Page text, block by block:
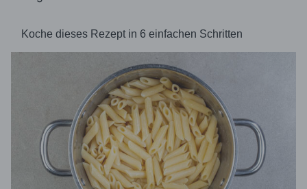
Koche dieses Rezept in 6 einfachen Schritten